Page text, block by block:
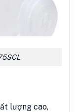
lượng cao,